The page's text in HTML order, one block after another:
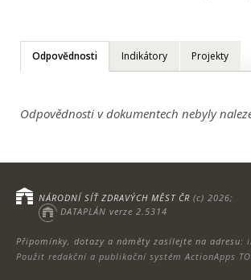
Odpovědnosti Indikátory Projekty
Odpovědnosti v dokumentech nebyly
Připomínky, dotazy a náměty zasílejte na adresu:
Použit redakční a publikační systém ActionApps
NÁRODNÍ SÍŤ ZDRAVÝCH MĚST ČR (c) 2026;
DATAPLÁN verze 2.5314